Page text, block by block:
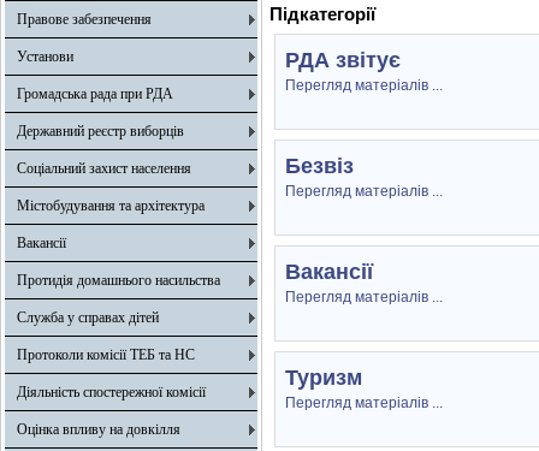
Правове забезпечення
Установи
Громадська рада при РДА
Державний реєстр виборців
Соціальний захист населення
Містобудування та архітектура
Вакансії
Протидія домашнього насильства
Служба у справах дітей
Протоколи комісії ТЕБ та НС
Діяльність спостережної комісії
Оцінка впливу на довкілля
Підкатегорії
РДА звітує
Перегляд матеріалів ...
Безвіз
Перегляд матеріалів ...
Вакансії
Перегляд матеріалів ...
Туризм
Перегляд матеріалів ...